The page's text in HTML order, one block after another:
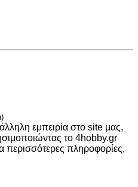
εμπειρία στο site μας,
το 4hobby.gr
περισσότερες πληροφορίες,